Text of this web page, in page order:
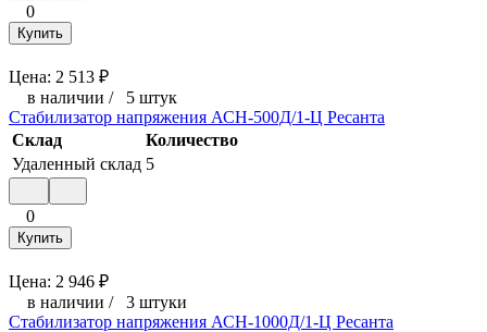
0
Купить
Цена: 2 513 ₽
в наличии / 5 штук
Стабилизатор напряжения АСН-500Д/1-Ц Ресанта
Склад
Количество
Удаленный склад 5
0
Купить
Цена: 2 946 ₽
в наличии / 3 штуки
Стабилизатор напряжения АСН-1000Д/1-Ц Ресанта